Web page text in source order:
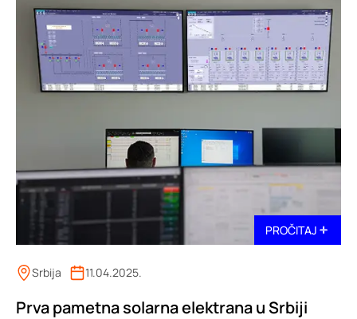
PROČITAJ
Srbija 11.04.2025.
Prva pametna solarna elektrana u Srbiji